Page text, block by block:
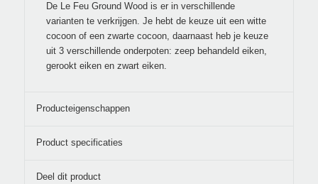
De Le Feu Ground Wood is er in verschillende
varianten te verkrijgen. Je hebt de keuze uit een witte
cocoon of een zwarte cocoon, daarnaast heb je keuze
uit 3 verschillende onderpoten: zeep behandeld eiken,
gerookt eiken en zwart eiken.
Producteigenschappen
Product specificaties
Deel dit product